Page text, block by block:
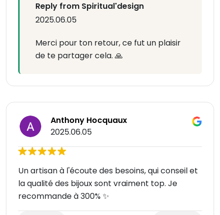
Reply from Spiritual'design
2025.06.05
Merci pour ton retour, ce fut un plaisir
de te partager cela. 🙏
Anthony Hocquaux
2025.06.05
Un artisan à l'écoute des besoins, qui conseil et
la qualité des bijoux sont vraiment top. Je
recommande à 300% ✨